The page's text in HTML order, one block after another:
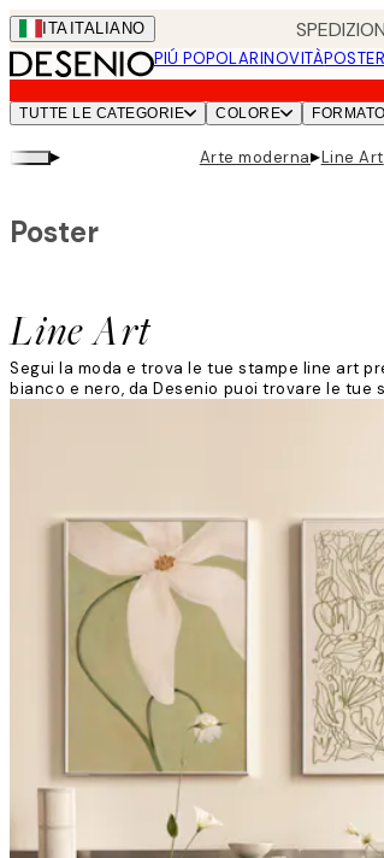
Skip
to
main
content.
ITA ITALIANO
PIÚ POPOLARINOVITÀPOSTER
TUTTE LE CATEGORIE COLORE FORMATO
▸ Arte moderna▸Line Art
Line Art
Poster
Segui la moda e trova le tue stampe line art
bianco e nero, da Desenio puoi trovare le